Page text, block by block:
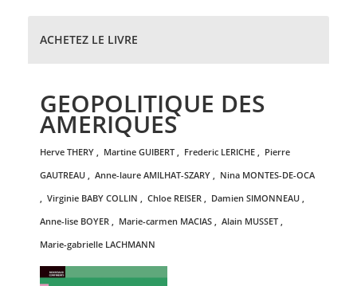
ACHETEZ LE LIVRE
GEOPOLITIQUE DES
AMERIQUES
herve THERY , martine GUIBERT , frederic LERICHE ,
pierre
GAUTREAU , anne-laure AMILHAT-SZARY , nina MONTES-DE-OCA
,
virginie BABY COLLIN , chloe REISER , damien SIMONNEAU ,
anne-lise BOYER , marie-carmen MACIAS , alain MUSSET ,
marie-gabrielle LACHMANN